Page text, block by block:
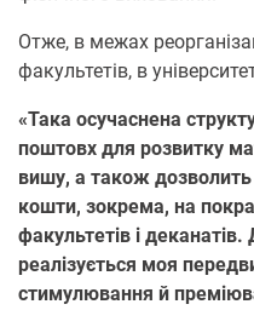
Отже, в межах
факультетів, в
«Така осучаснена
поштовх для розвитку
вишу, а також
кошти, зокрема, на
факультетів і
реалізується моя
стимулювання й